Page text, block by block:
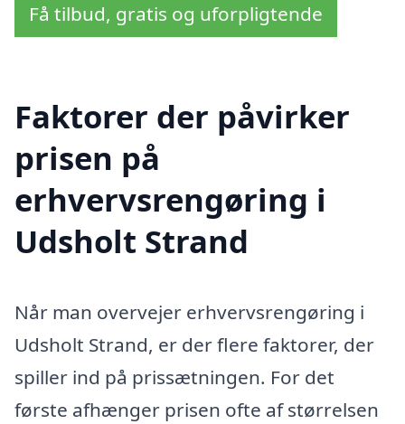
Få tilbud, gratis og uforpligtende
Faktorer der påvirker
prisen på
erhvervsrengøring i
Udsholt Strand
Når man overvejer erhvervsrengøring i
Udsholt Strand, er der flere faktorer, der
spiller ind på prissætningen. For det
første afhænger prisen ofte af størrelsen